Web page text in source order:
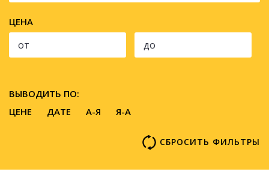
ЦЕНА
ВЫВОДИТЬ ПО:
ЦЕНЕ
ДАТЕ A-Я Я-А
СБРОСИТЬ ФИЛЬТРЫ